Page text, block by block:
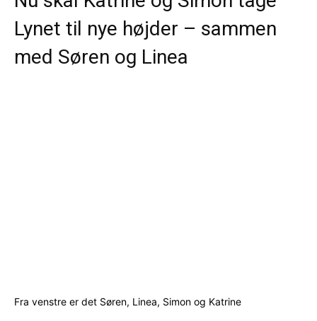
Lynet til nye højder – sammen
med Søren og Linea
Fra venstre er det Søren, Linea, Simon og Katrine